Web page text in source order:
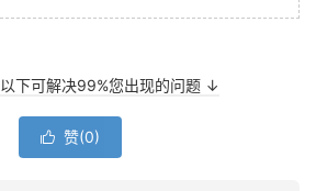
以下可解决99%您出现的问题 ↓
 赞(0)